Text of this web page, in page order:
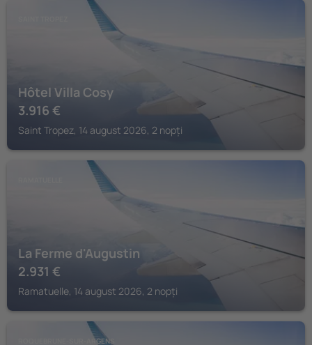
Hôtel Villa Cosy
3.916 €
Saint Tropez, 14 august 2026, 2 nopți
La Ferme d'Augustin
2.931 €
Ramatuelle, 14 august 2026, 2 nopți
ROQUEBRUNE-SUR-ARGENS